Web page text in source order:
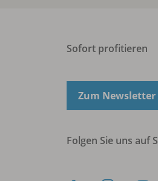
Sofort profitieren
Zum
Folgen Sie uns auf